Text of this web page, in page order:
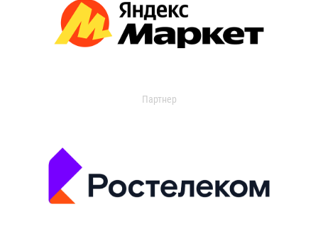
Партнер